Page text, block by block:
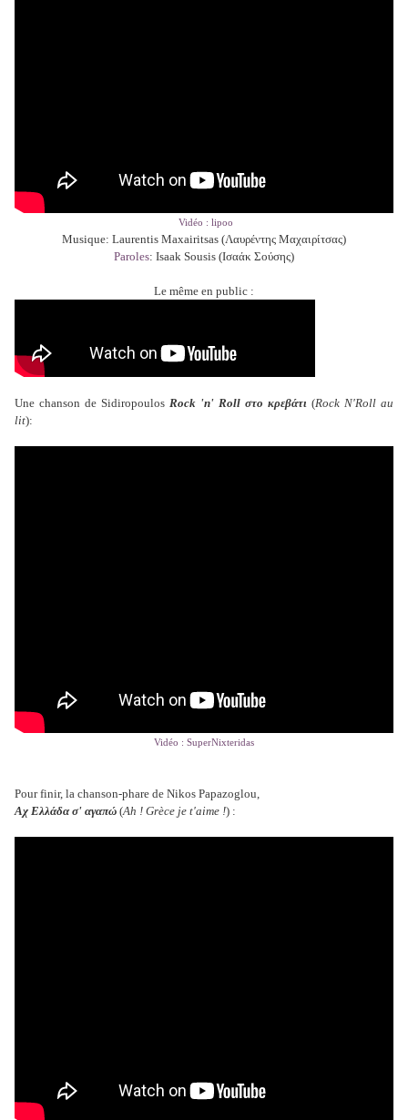
Vidéo : lipoo
Musique: Laurentis Maxairitsas (Λαυρέντης Μαχαιρίτσας)
Paroles: Isaak Sousis (Ισαάκ Σούσης)
Le même en public :
Une chanson de Sidiropoulos Rock 'n' Roll στο κρεβάτι (Rock N'Roll au
lit):
Vidéo : SuperNixteridas
Pour finir, la chanson-phare de Nikos Papazoglou,
Αχ Ελλάδα σ' αγαπώ (Ah ! Grèce je t'aime !) :